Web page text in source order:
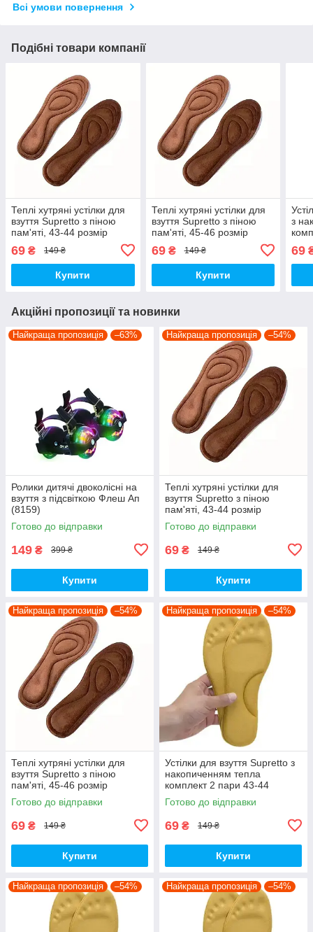
Всі умови повернення
Подібні товари компанії
Теплі хутряні устілки для
взуття Supretto з піною
пам'яті, 43-44 розмір
69 ₴ 149 ₴
Купити
Теплі хутряні устілки для
взуття Supretto з піною
пам'яті, 45-46 розмір
69₴ 149 ₴
Купити
з
69
Акційні пропозиції та новинки
Найкраща пропозиція –63%
Ролики дитячі двоколісні на
взуття з підсвіткою Флеш Ап
(8159)
Готово до відправки
149 ₴ 399 ₴
Купити
Найкраща пропозиція –54%
Теплі хутряні устілки для
взуття Supretto з піною
пам'яті, 43-44 розмір
(91630002)
Готово до відправки
69 ₴ 149 ₴
Купити
Найкраща пропозиція –54%
Теплі хутряні устілки для
взуття Supretto з піною
пам'яті, 45-46 розмір
(91630003)
Готово до відправки
69 ₴ 149 ₴
Купити
Найкраща пропозиція –54%
Устілки для взуття Supretto з
накопиченням тепла
комплект 2 пари 43-44
(91990002)
Готово до відправки
69 ₴ 149 ₴
Купити
Найкраща пропозиція –54% Найкраща пропозиція –54%